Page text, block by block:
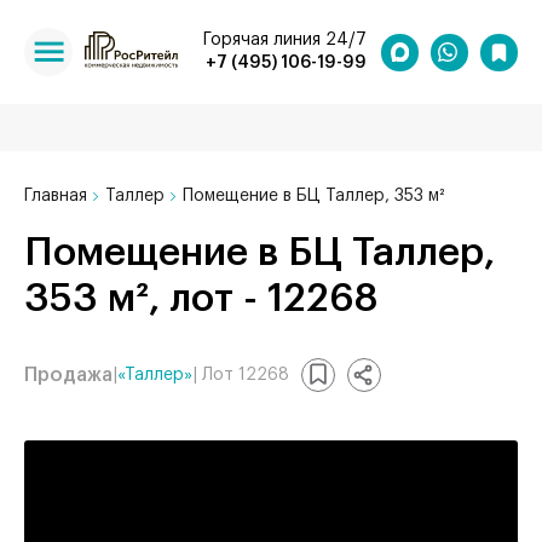
+7 (495) 106-19-99
Горячая линия 24/7
Главная Таллер Помещение в БЦ Таллер, 353 м²
Помещение в БЦ Таллер,
353 м², лот - 12268
Продажа «Таллер» | Лот 12268